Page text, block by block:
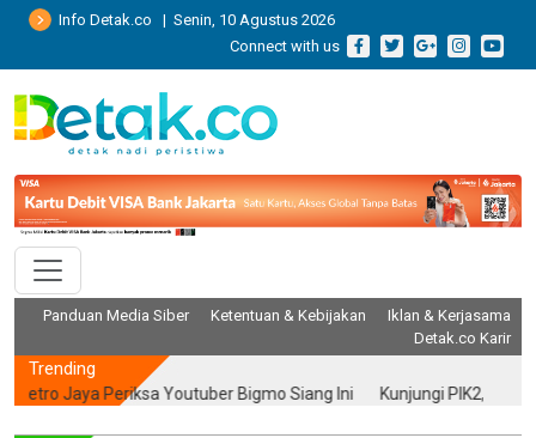
Info Detak.co | Senin, 10 Agustus 2026
Connect with us
Panduan Media Siber Ketentuan & Kebijakan
Iklan & Kerjasama
Detak.co Karir
Trending
Jaya Periksa Youtuber Bigmo Siang Ini Kunjungi PIK2, Peneliti